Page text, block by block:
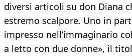
diversi articoli su don Diana
estremo scalpore. Uno in
impresso nell’immaginario
a letto con due donne», il